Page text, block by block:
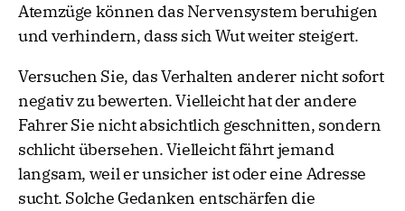
Atemzüge können das Nervensystem beruhigen
und verhindern, dass sich Wut weiter steigert.
Versuchen Sie, das Verhalten anderer nicht sofort
negativ zu bewerten. Vielleicht hat der andere
Fahrer Sie nicht absichtlich geschnitten, sondern
schlicht übersehen. Vielleicht fährt jemand
langsam, weil er unsicher ist oder eine Adresse
sucht. Solche Gedanken entschärfen die